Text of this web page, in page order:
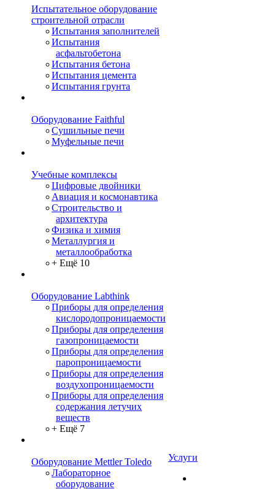
Испытательное оборудование
строительной отрасли
Испытания заполнителей
Испытания
асфальтобетона
Испытания бетона
Испытания цемента
Испытания грунта
Оборудование Faithful
Сушильные печи
Муфельные печи
Учебные комплексы
Цифровые двойники
Авиация и космонавтика
Строительство и
архитектура
Физика и химия
Металлургия и
металлообработка
+ Ещё 10
Оборудование Labthink
Приборы для определения
кислородопроницаемости
Приборы для определения
газопроницаемости
Приборы для определения
паропроницаемости
Приборы для определения
воздухопроницаемости
Приборы для определения
содержания летучих
веществ
+ Ещё 7
Оборудование Mettler Toledo
Лабораторное
оборудование
Услуги